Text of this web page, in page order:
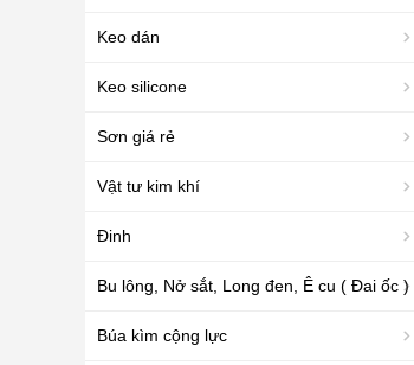
Keo dán
Keo silicone
Sơn giá rẻ
Vật tư kim khí
Đinh
Bu lông, Nở sắt, Long đen, Ê cu ( Đai ốc )
Búa kìm cộng lực